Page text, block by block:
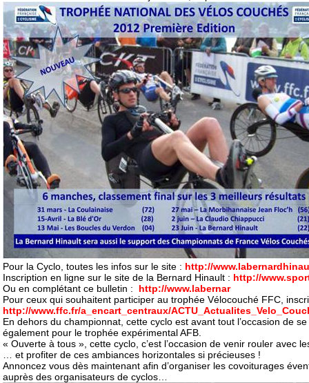
Pour la Cyclo, toutes les infos sur le site : http://
Inscription en ligne sur le site de la Bernard Hinault : http://
Ou en complétant ce bulletin : http://www.labernar
Pour ceux qui souhaitent participer au trophée Vélocouché FFC,
http://www.ffc.fr/a_encart_centraux/
En dehors du championnat, cette cyclo est avant tout l’occasion de
également pour le trophée expérimental AFB.
« Ouverte à tous », cette cyclo, c’est l’occasion de venir rouler avec
… et profiter de ces ambiances horizontales si précieuses !
Annoncez vous dès maintenant afin d’organiser les covoiturages
auprès des organisateurs de cyclos…